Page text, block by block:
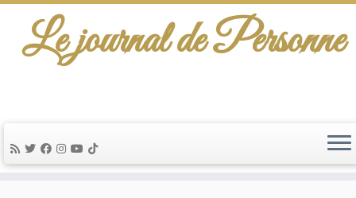
Le journal de Personne